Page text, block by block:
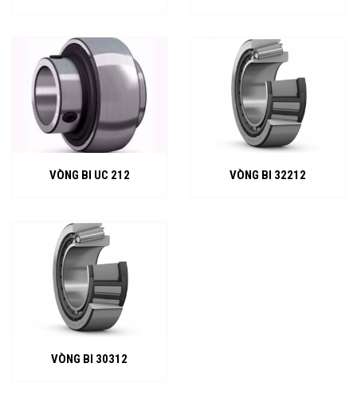
VÒNG BI UC 212 VÒNG BI 32212
VÒNG BI 30312